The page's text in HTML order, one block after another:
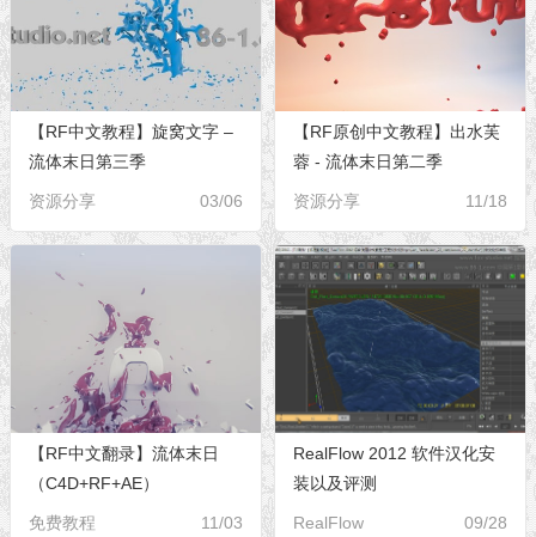
【RF中文教程】旋窝文字 –
流体末日第三季
资源分享 03/06
【RF原创中文教程】出水芙
蓉 - 流体末日第二季
资源分享 11/18
【RF中文翻录】流体末日
（C4D+RF+AE）
免费教程 11/03
RealFlow 2012 软件汉化安
装以及评测
RealFlow 09/28